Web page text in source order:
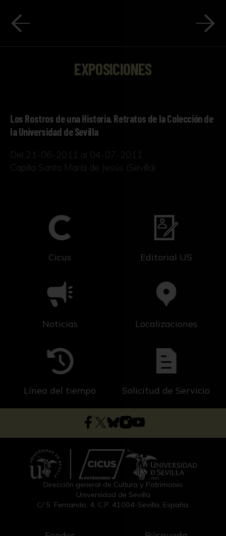
EXPOSICIONES
Los Rostros de una Historia. Retratos de la Colección de
la Universidad de Sevilla
Del 21-06-2011 al 04-07-2011
Capilla Santa María de Jesús (Sevilla)
Cicus Editorial US
Noticias Localizaciones
Línea del tiempo Solicitud de Servicio
Dirección general de Cultura y Patrimonio
Universidad de Sevilla
C/ S. Fernando, 4, C.P. 41004-Sevilla, España.